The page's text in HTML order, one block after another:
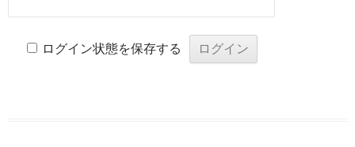
ログイン状態を保存する